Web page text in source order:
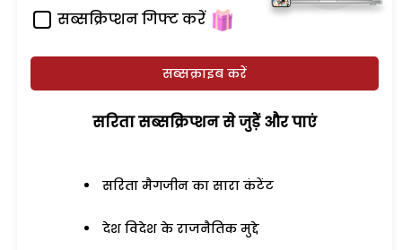
सब्सक्रिप्शन गिफ्ट करें
सब्सक्राइब करें
सरिता सब्सक्रिप्शन से जुड़ेें और पाएं
सरिता मैगजीन का सारा कंटेंट
देश विदेश के राजनैतिक मुद्दे